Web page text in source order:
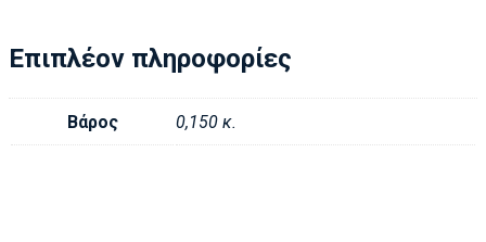
Επιπλέον πληροφορίες
Βάρος 0,150 κ.